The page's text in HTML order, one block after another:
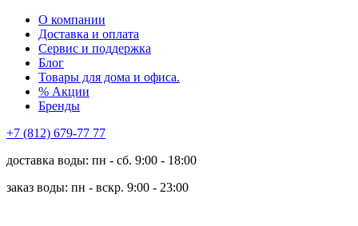
О компании
Доставка и оплата
Сервис и поддержка
Блог
Товары для дома и офиса.
% Акции
Бренды
+7 (812) 679-77 77
доставка воды: пн - сб. 9:00 - 18:00
заказ воды: пн - вскр. 9:00 - 23:00